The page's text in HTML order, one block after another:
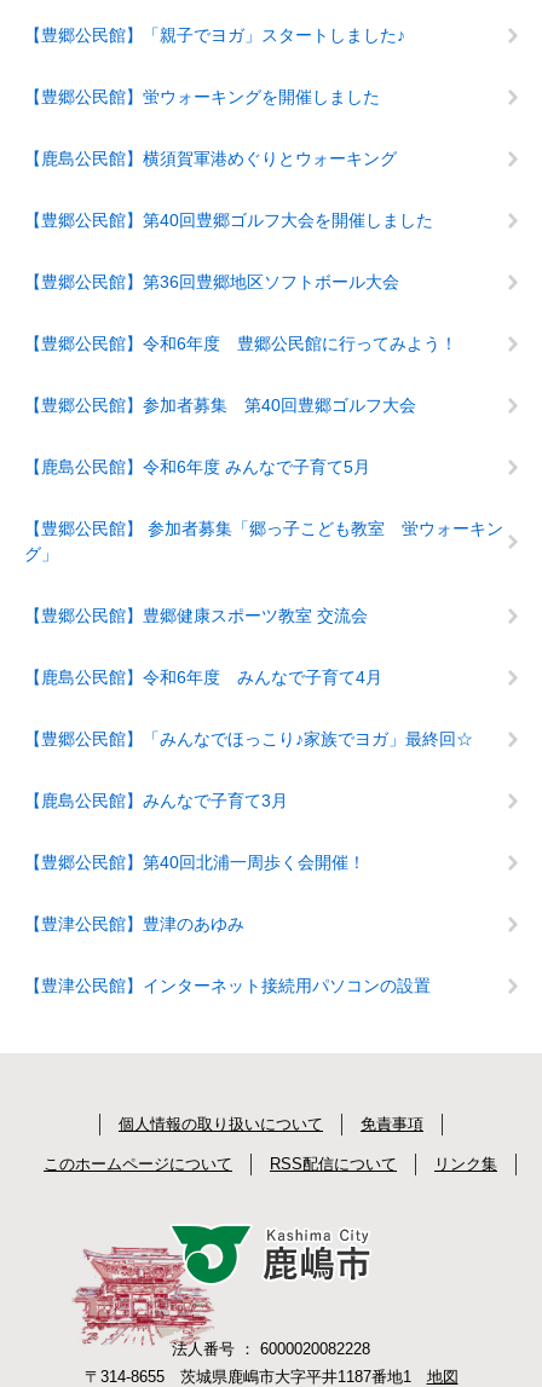
【豊郷公民館】「親子でヨガ」スタートしました♪
【豊郷公民館】蛍ウォーキングを開催しました
【鹿島公民館】横須賀軍港めぐりとウォーキング
【豊郷公民館】第40回豊郷ゴルフ大会を開催しました
【豊郷公民館】第36回豊郷地区ソフトボール大会
【豊郷公民館】令和6年度 豊郷公民館に行ってみよう！
【豊郷公民館】参加者募集 第40回豊郷ゴルフ大会
【鹿島公民館】令和6年度 みんなで子育て5月
【豊郷公民館】 参加者募集「郷っ子こども教室 蛍ウォーキン
グ」
【豊郷公民館】豊郷健康スポーツ教室 交流会
【鹿島公民館】令和6年度 みんなで子育て4月
【豊郷公民館】「みんなでほっこり♪家族でヨガ」最終回☆
【鹿島公民館】みんなで子育て3月
【豊郷公民館】第40回北浦一周歩く会開催！
【豊津公民館】豊津のあゆみ
【豊津公民館】インターネット接続用パソコンの設置
個人情報の取り扱いについて 免責事項
このホームページについて RSS配信について リンク集
法人番号 ： 6000020082228
〒314-8655 茨城県鹿嶋市大字平井1187番地1 地図